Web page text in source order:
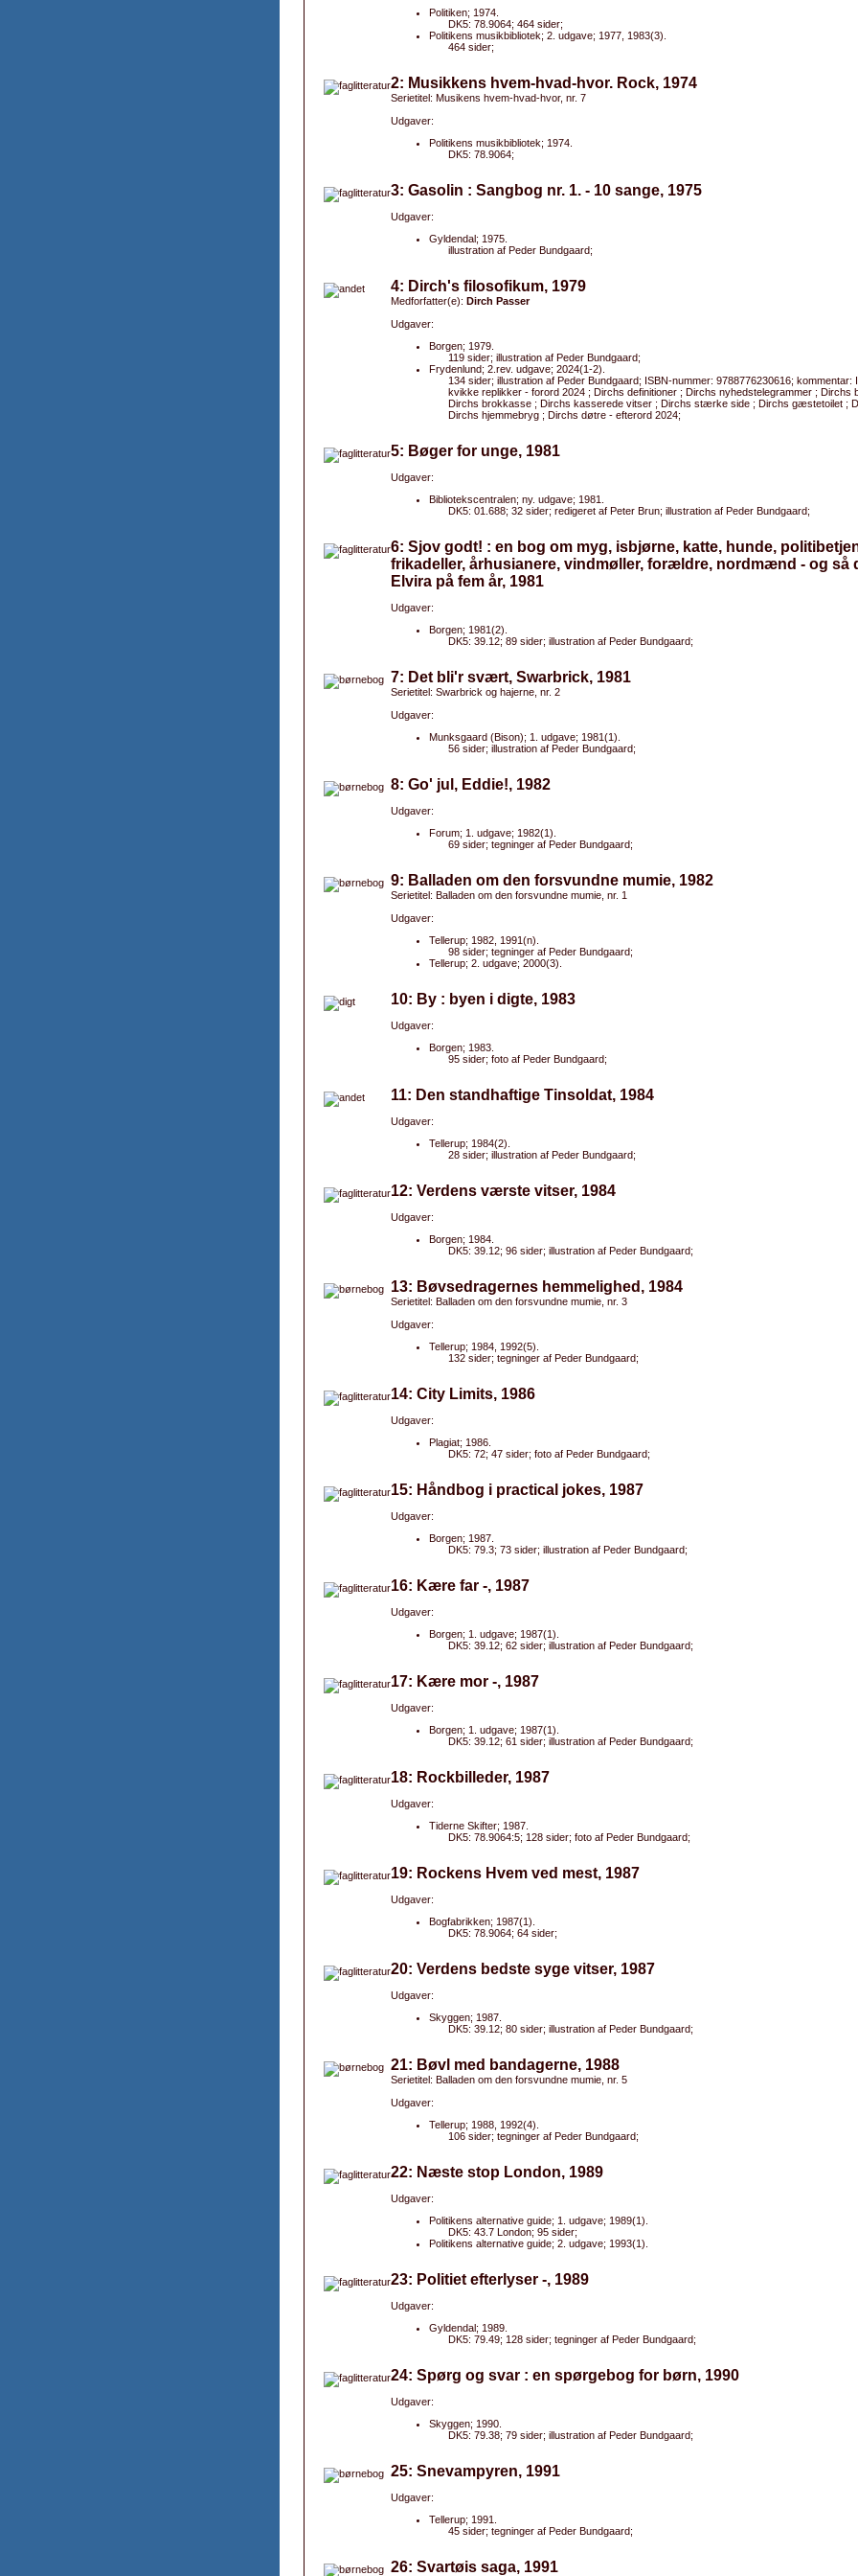
Politiken; 1974.
DK5: 78.9064; 464 sider;
Politikens musikbibliotek; 2. udgave; 1977, 1983(3).
464 sider;
2: Musikkens hvem-hvad-hvor. Rock, 1974
Serietitel: Musikens hvem-hvad-hvor, nr. 7
Udgaver:
Politikens musikbibliotek; 1974.
DK5: 78.9064;
3: Gasolin : Sangbog nr. 1. - 10 sange, 1975
Udgaver:
Gyldendal; 1975.
illustration af Peder Bundgaard;
4: Dirch's filosofikum, 1979
Medforfatter(e): Dirch Passer
Udgaver:
Borgen; 1979.
119 sider; illustration af Peder Bundgaard;
Frydenlund; 2.rev. udgave; 2024(1-2).
134 sider; illustration af Peder Bundgaard; ISBN-nummer: 9788776230616; kommentar:
kvikke replikker - forord 2024 ; Dirchs definitioner ; Dirchs nyhedstelegrammer ; Dirchs
Dirchs brokkasse ; Dirchs kasserede vitser ; Dirchs stærke side ; Dirchs gæstetoilet ;
Dirchs hjemmebryg ; Dirchs døtre - efterord 2024;
5: Bøger for unge, 1981
Udgaver:
Bibliotekscentralen; ny. udgave; 1981.
DK5: 01.688; 32 sider; redigeret af Peter Brun; illustration af Peder Bundgaard;
6: Sjov godt! : en bog om myg, isbjørne, katte, hunde,
frikadeller, århusianere, vindmøller, forældre, nordmænd - og så
Elvira på fem år, 1981
Udgaver:
Borgen; 1981(2).
DK5: 39.12; 89 sider; illustration af Peder Bundgaard;
7: Det bli'r svært, Swarbrick, 1981
Serietitel: Swarbrick og hajerne, nr. 2
Udgaver:
Munksgaard (Bison); 1. udgave; 1981(1).
56 sider; illustration af Peder Bundgaard;
8: Go' jul, Eddie!, 1982
Udgaver:
Forum; 1. udgave; 1982(1).
69 sider; tegninger af Peder Bundgaard;
9: Balladen om den forsvundne mumie, 1982
Serietitel: Balladen om den forsvundne mumie, nr. 1
Udgaver:
Tellerup; 1982, 1991(n).
98 sider; tegninger af Peder Bundgaard;
Tellerup; 2. udgave; 2000(3).
10: By : byen i digte, 1983
Udgaver:
Borgen; 1983.
95 sider; foto af Peder Bundgaard;
11: Den standhaftige Tinsoldat, 1984
Udgaver:
Tellerup; 1984(2).
28 sider; illustration af Peder Bundgaard;
12: Verdens værste vitser, 1984
Udgaver:
Borgen; 1984.
DK5: 39.12; 96 sider; illustration af Peder Bundgaard;
13: Bøvsedragernes hemmelighed, 1984
Serietitel: Balladen om den forsvundne mumie, nr. 3
Udgaver:
Tellerup; 1984, 1992(5).
132 sider; tegninger af Peder Bundgaard;
14: City Limits, 1986
Udgaver:
Plagiat; 1986.
DK5: 72; 47 sider; foto af Peder Bundgaard;
15: Håndbog i practical jokes, 1987
Udgaver:
Borgen; 1987.
DK5: 79.3; 73 sider; illustration af Peder Bundgaard;
16: Kære far -, 1987
Udgaver:
Borgen; 1. udgave; 1987(1).
DK5: 39.12; 62 sider; illustration af Peder Bundgaard;
17: Kære mor -, 1987
Udgaver:
Borgen; 1. udgave; 1987(1).
DK5: 39.12; 61 sider; illustration af Peder Bundgaard;
18: Rockbilleder, 1987
Udgaver:
Tiderne Skifter; 1987.
DK5: 78.9064:5; 128 sider; foto af Peder Bundgaard;
19: Rockens Hvem ved mest, 1987
Udgaver:
Bogfabrikken; 1987(1).
DK5: 78.9064; 64 sider;
20: Verdens bedste syge vitser, 1987
Udgaver:
Skyggen; 1987.
DK5: 39.12; 80 sider; illustration af Peder Bundgaard;
21: Bøvl med bandagerne, 1988
Serietitel: Balladen om den forsvundne mumie, nr. 5
Udgaver:
Tellerup; 1988, 1992(4).
106 sider; tegninger af Peder Bundgaard;
22: Næste stop London, 1989
Udgaver:
Politikens alternative guide; 1. udgave; 1989(1).
DK5: 43.7 London; 95 sider;
Politikens alternative guide; 2. udgave; 1993(1).
23: Politiet efterlyser -, 1989
Udgaver:
Gyldendal; 1989.
DK5: 79.49; 128 sider; tegninger af Peder Bundgaard;
24: Spørg og svar : en spørgebog for børn, 1990
Udgaver:
Skyggen; 1990.
DK5: 79.38; 79 sider; illustration af Peder Bundgaard;
25: Snevampyren, 1991
Udgaver:
Tellerup; 1991.
45 sider; tegninger af Peder Bundgaard;
26: Svartøis saga, 1991